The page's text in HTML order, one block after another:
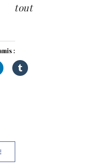
tout
: